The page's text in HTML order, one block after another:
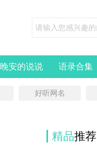
晚安的说说 语录合集
好听网名
精品推荐